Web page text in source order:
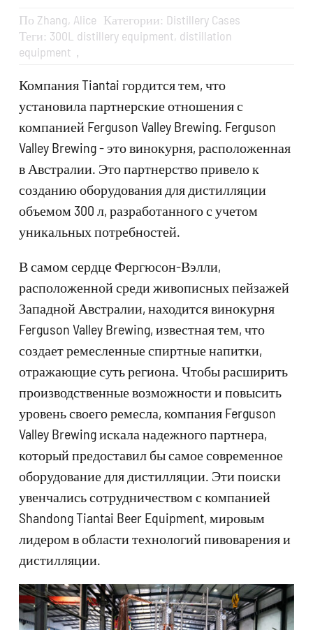
По Zhang, Alice Категории: Distillery Cases
Теги: 300L distillery equipment, distillation
equipment，
Компания Tiantai гордится тем, что
установила партнерские отношения с
компанией Ferguson Valley Brewing. Ferguson
Valley Brewing - это винокурня, расположенная
в Австралии. Это партнерство привело к
созданию оборудования для дистилляции
объемом 300 л, разработанного с учетом
уникальных потребностей.
В самом сердце Фергюсон-Вэлли,
расположенной среди живописных пейзажей
Западной Австралии, находится винокурня
Ferguson Valley Brewing, известная тем, что
создает ремесленные спиртные напитки,
отражающие суть региона. Чтобы расширить
производственные возможности и повысить
уровень своего ремесла, компания Ferguson
Valley Brewing искала надежного партнера,
который предоставил бы самое современное
оборудование для дистилляции. Эти поиски
увенчались сотрудничеством с компанией
Shandong Tiantai Beer Equipment, мировым
лидером в области технологий пивоварения и
дистилляции.